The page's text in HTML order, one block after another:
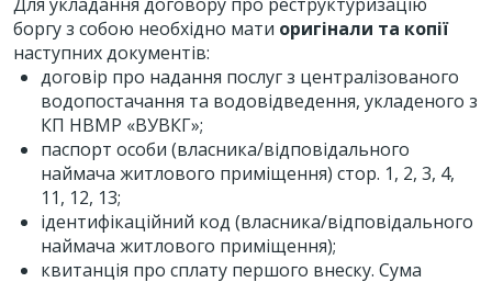
боргу з собою необхідно мати оригінали та копії
наступних документів:
договір про надання послуг з централізованого
водопостачання та водовідведення, укладеного з
КП НВМР «ВУВКГ»;
паспорт особи (власника/відповідального
наймача житлового приміщення) стор. 1, 2, 3, 4,
11, 12, 13;
ідентифікаційний код (власника/відповідального
наймача житлового приміщення);
квитанція про сплату першого внеску. Сума